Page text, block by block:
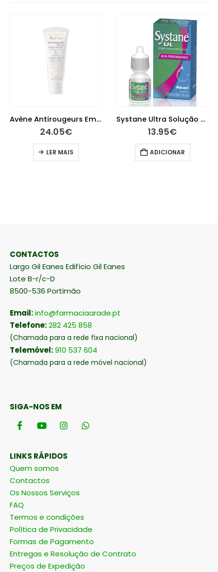
Systane Ultra Solução Oftalmológica Lubrificante 10 ml
13.95€
ADICIONAR
Epitact Epitheliu Dedeira Tm
9.15€
ADICIONAR
CONTACTOS
Largo Gil Eanes Edifício Gil Eanes
Lote B-r/c-D
8500-536 Portimão
Email:info@farmaciaarade.pt
Telefone:282 425 858
(Chamada para a rede fixa nacional)
Telemóvel:910 537 604
(Chamada para a rede móvel nacional)
SIGA-NOS EM
LINKS RÁPIDOS
Quem somos
Contactos
Os Nossos Serviços
FAQ
Termos e condições
Política de Privacidade
Formas de Pagamento
Entregas e Resolução de Contrato
Preços de Expedição